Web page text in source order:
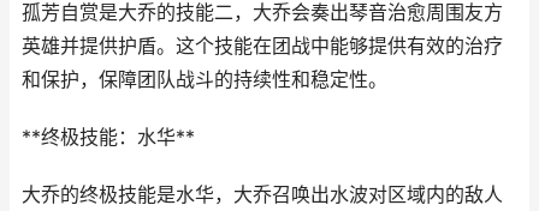
孤芳自赏是大乔的技能二，大乔会奏出琴音治愈周围友方
英雄并提供护盾。这个技能在团战中能够提供有效的治疗
和保护，保障团队战斗的持续性和稳定性。
**终极技能：水华**
大乔的终极技能是水华，大乔召唤出水波对区域内的敌人